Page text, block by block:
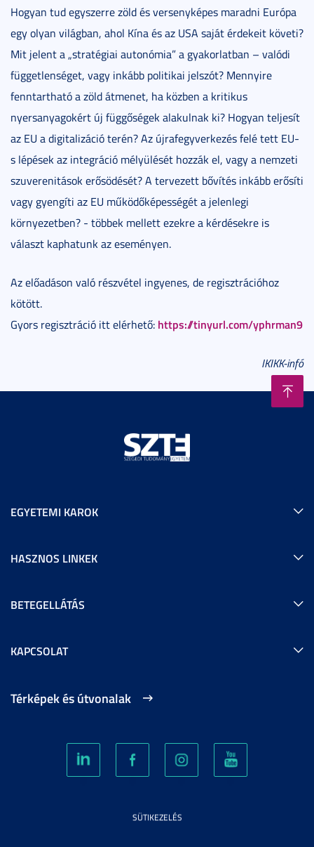
Hogyan tud egyszerre zöld és versenyképes maradni Európa
egy olyan világban, ahol Kína és az USA saját érdekeit követi?
Mit jelent a „stratégiai autonómia” a gyakorlatban – valódi
függetlenséget, vagy inkább politikai jelszót? Mennyire
fenntartható a zöld átmenet, ha közben a kritikus
nyersanyagokért új függőségek alakulnak ki? Hogyan teljesít
az EU a digitalizáció terén? Az újrafegyverkezés felé tett EU-
s lépések az integráció mélyülését hozzák el, vagy a nemzeti
szuverenitások erősödését? A tervezett bővítés inkább erősíti
vagy gyengíti az EU működőképességét a jelenlegi
környezetben? - többek mellett ezekre a kérdésekre is
választ kaphatunk az eseményen.
Az előadáson való részvétel ingyenes, de regisztrációhoz
kötött.
Gyors regisztráció itt elérhető: https://tinyurl.com/yphrman9
IKIKK-infó
EGYETEMI KAROK
HASZNOS LINKEK
BETEGELLÁTÁS
KAPCSOLAT
Térképek és útvonalak
SÜTIKEZELÉS